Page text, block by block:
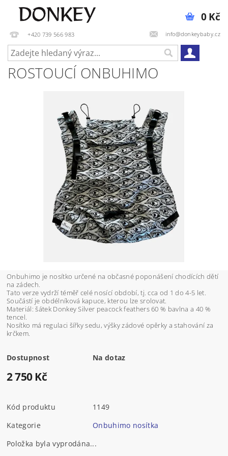
+420 739 566 983 info@donkeybaby.cz
0 Kč
ROSTOUCÍ ONBUHIMO
Onbuhimo je nosítko určené na občasné poponášení chodících dětí
na zádech.
Tato verze vydrží téměř celé nosící období, tj. cca od 1 do 4-5 let.
Součástí je obdélníková kapuce, kterou lze srolovat.
Materiál: šátek Donkey Silver peacock feathers 60 % bavlna a 40 %
tencel.
Nosítko má regulaci šířky sedu, výšky zádové opěrky a stahování za
krčkem.
Dostupnost Na dotaz
2 750 Kč
Kód produktu
1149
Kategorie
Onbuhimo nosítka
Položka byla vyprodána...